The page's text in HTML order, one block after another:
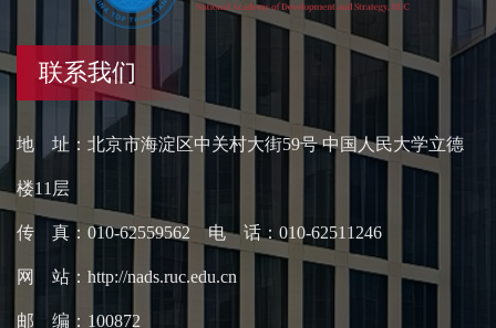
联系我们
地 址：北京市海淀区中关村大街59号 中国人民大学立德
楼11层
传 真：010-62559562 电 话：010-62511246
网 站：http://nads.ruc.edu.cn
邮 编：100872